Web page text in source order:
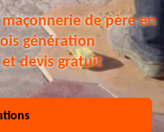
de père en
génération
et devis gratuit